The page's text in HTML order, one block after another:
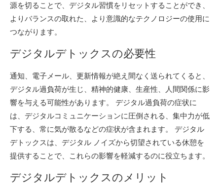
源を切ることで、デジタル習慣をリセットすることができ、
よりバランスの取れた、より意識的なテクノロジーの使用に
つながります。
デジタルデトックスの必要性
通知、電子メール、更新情報が絶え間なく送られてくると、
デジタル過負荷が生じ、精神的健康、生産性、人間関係に影
響を与える可能性があります。 デジタル過負荷の症状に
は、デジタルコミュニケーションに圧倒される、集中力が低
下する、常に気が散るなどの症状が含まれます。 デジタル
デトックスは、デジタル ノイズから切望されている休憩を
提供することで、これらの影響を軽減するのに役立ちます。
デジタルデトックスのメリット